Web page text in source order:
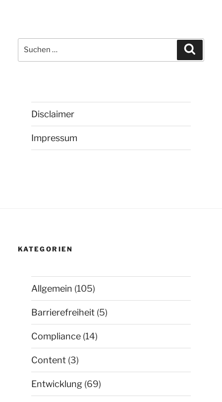
Suchen
nach:
Disclaimer
Impressum
KATEGORIEN
Allgemein (105)
Barrierefreiheit (5)
Compliance (14)
Content (3)
Entwicklung (69)